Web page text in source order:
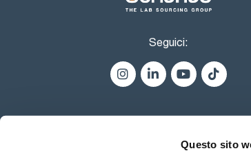
Questo sito
Seguici: